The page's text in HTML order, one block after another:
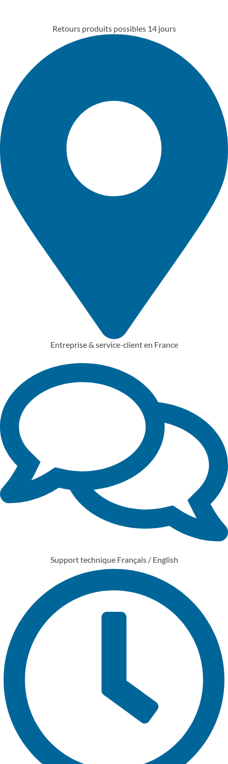
Retours produits possibles 14 jours
Entreprise & service-client en France
Support technique Français / English